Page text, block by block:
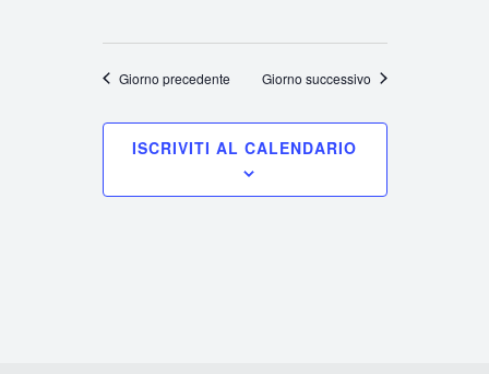
Giorno precedente Giorno successivo
ISCRIVITI AL CALENDARIO